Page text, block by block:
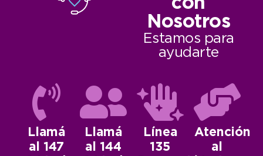
con
Nosotros
Estamos para
ayudarte
Llamá
al 147
Llamá
al 144
Línea
135
Atención
al